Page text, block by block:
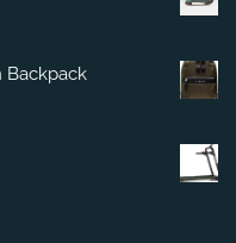
Backpack